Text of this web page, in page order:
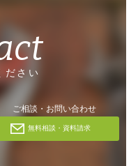
ださい
ご相談・お問い合わせ
無料相談・資料請求